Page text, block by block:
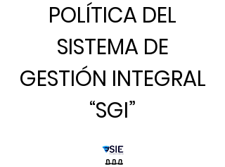
POLÍTICA DEL
SISTEMA DE
GESTIÓN INTEGRAL
“SGI”